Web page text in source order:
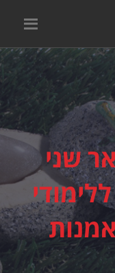
שני